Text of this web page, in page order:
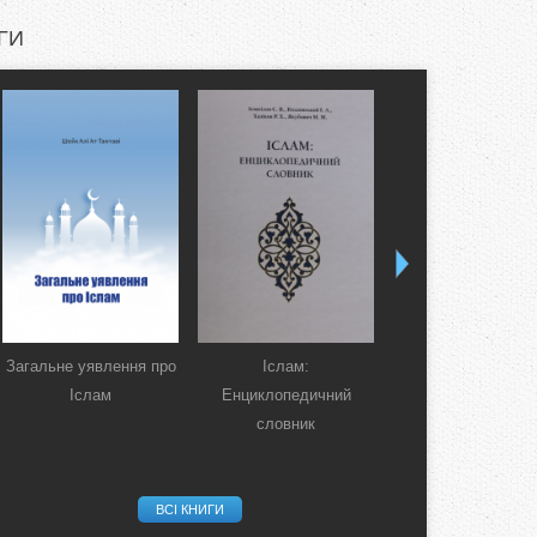
Загальне уявлення про
Іслам
Іслам:
Енциклопедичний
словник
Коран.
ВСІ КНИГИ